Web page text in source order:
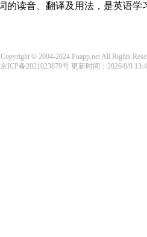
读音、翻译及用法，是英语学
Copyright © 2004-2024 Puapp.net All Rights
京ICP备2021023879号 更新时间：2026/8/8